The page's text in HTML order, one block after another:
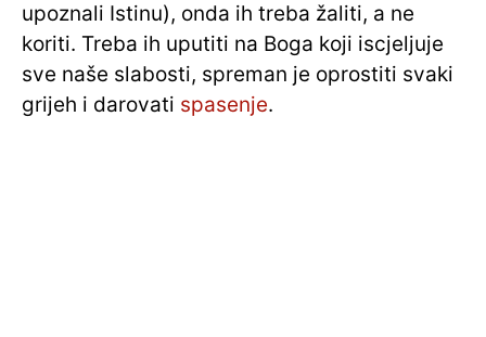
upoznali Istinu), onda ih treba žaliti, a ne
koriti. Treba ih uputiti na Boga koji iscjeljuje
sve naše slabosti, spreman je oprostiti svaki
grijeh i darovati spasenje.